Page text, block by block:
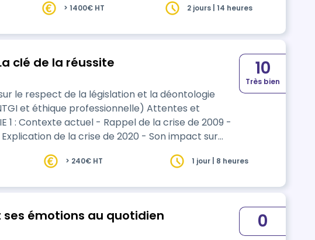
> 1400€ HT 2 jours | 14 heures
clé de la réussite
le respect de la législation et la déontologie
et éthique professionnelle) Attentes et
de la crise de 2020 - Son impact sur
10
Très bien
> 240€ HT 1 jour | 8 heures
émotions au quotidien 0